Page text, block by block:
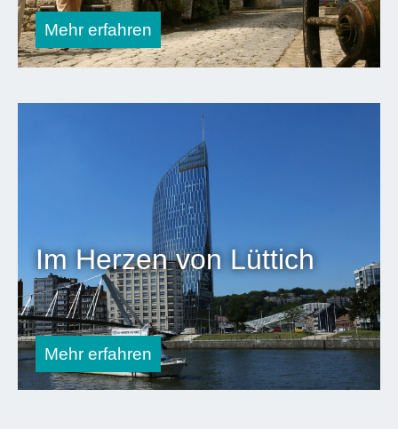
Dauer
3Tage
2Übernachtungen
Mehr erfahren
Im Herzen von Lüttich
Dauer
1 Tag
Mehr erfahren